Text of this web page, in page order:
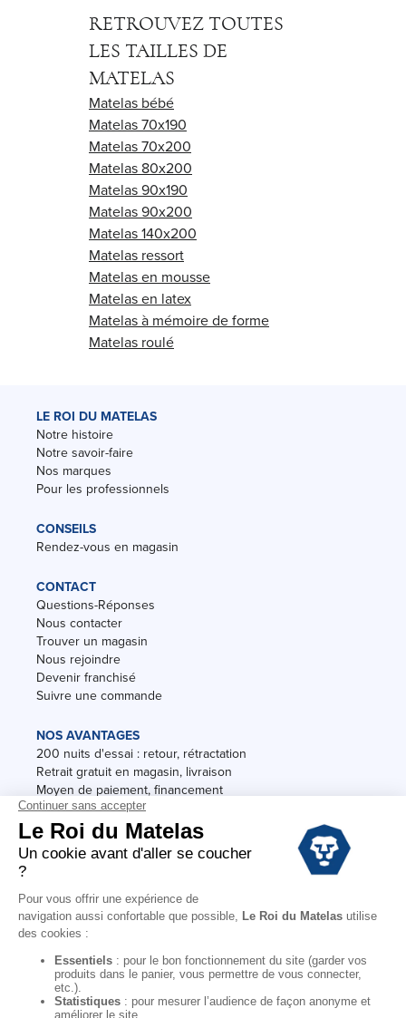
RETROUVEZ TOUTES
LES TAILLES DE
MATELAS
Matelas bébé
Matelas 70x190
Matelas 70x200
Matelas 80x200
Matelas 90x190
Matelas 90x200
Matelas 140x200
Matelas ressort
Matelas en mousse
Matelas en latex
Matelas à mémoire de forme
Matelas roulé
LE ROI DU MATELAS
Notre histoire
Notre savoir-faire
Nos marques
Pour les professionnels
CONSEILS
Rendez-vous en magasin
CONTACT
Questions-Réponses
Nous contacter
Trouver un magasin
Nous rejoindre
Devenir franchisé
Suivre une commande
NOS AVANTAGES
200 nuits d'essai : retour, rétractation
Retrait gratuit en magasin, livraison
Moyen de paiement, financement
Garantie
Destockage
Soldes
Conditions Générales de vente magasin
Conditions Générales de vente internet